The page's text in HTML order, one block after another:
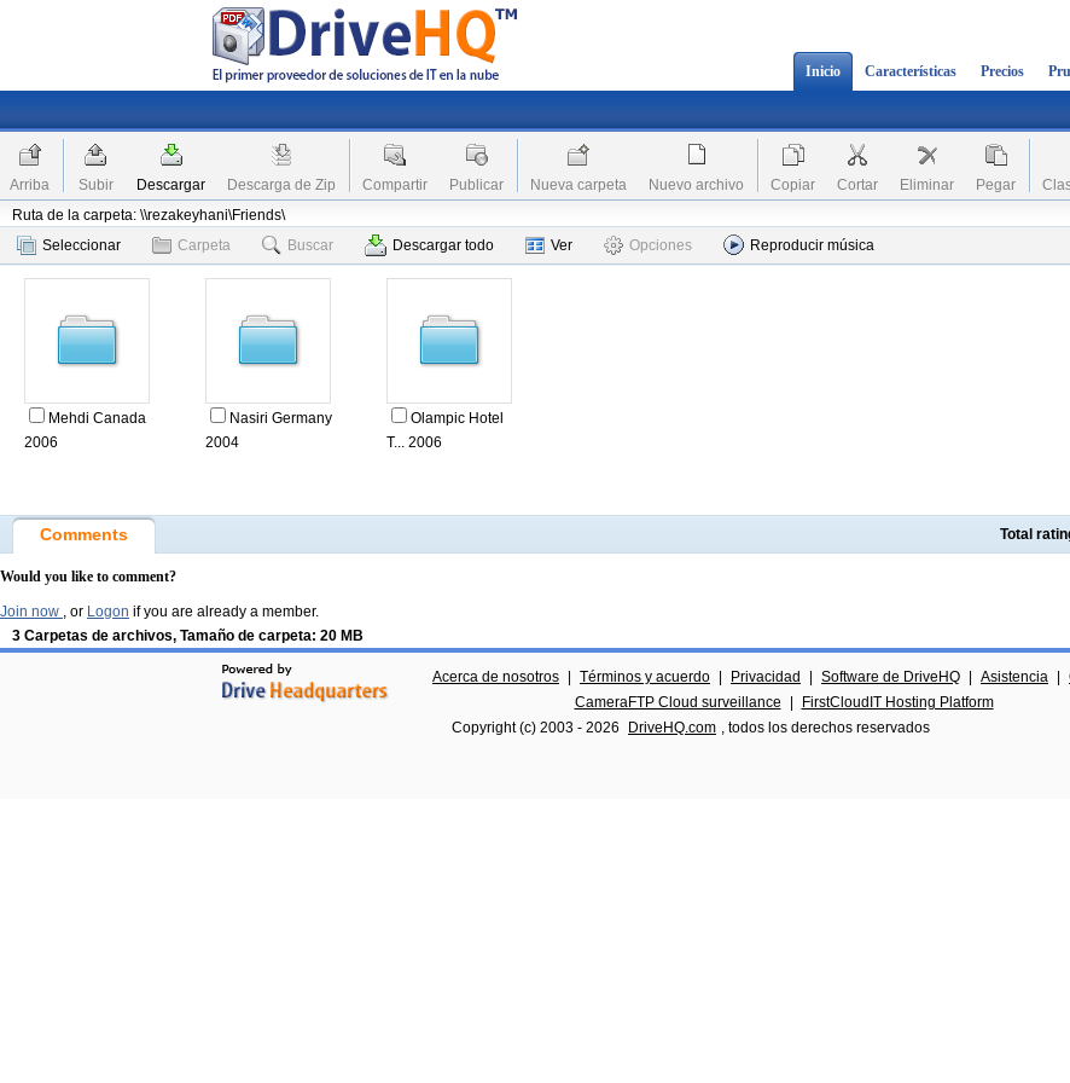
Inicio Características Precios
Arriba Subir Descargar Descarga de Zip Compartir Publicar Nueva carpeta Nuevo archivo Copiar Cortar Eliminar Pegar
Ruta de la carpeta: \\rezakeyhani\Friends\
Seleccionar
Carpeta Buscar Descargar todo Ver Opciones Reproducir música
Mehdi Canada
2006
Nasiri Germany
2004
Olampic Hotel
T... 2006
Comments Total
Would you like to comment?
Join now , or Logon if you are already a member.
3 Carpetas de archivos, Tamaño de carpeta: 20 MB
Acerca de nosotros Términos y acuerdo Privacidad Software de DriveHQ Asistencia
CameraFTP Cloud surveillance
FirstCloudIT Hosting Platform
Copyright (c) 2003 - 2026 DriveHQ.com , todos los derechos reservados